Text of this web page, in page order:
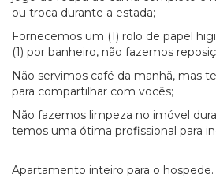
ou troca durante a estada;
Fornecemos um (1) rolo de papel
(1) por banheiro, não fazemos
Não servimos café da manhã, mas
para compartilhar com vocês;
Não fazemos limpeza no imóvel
temos uma ótima profissional para
Apartamento inteiro para o